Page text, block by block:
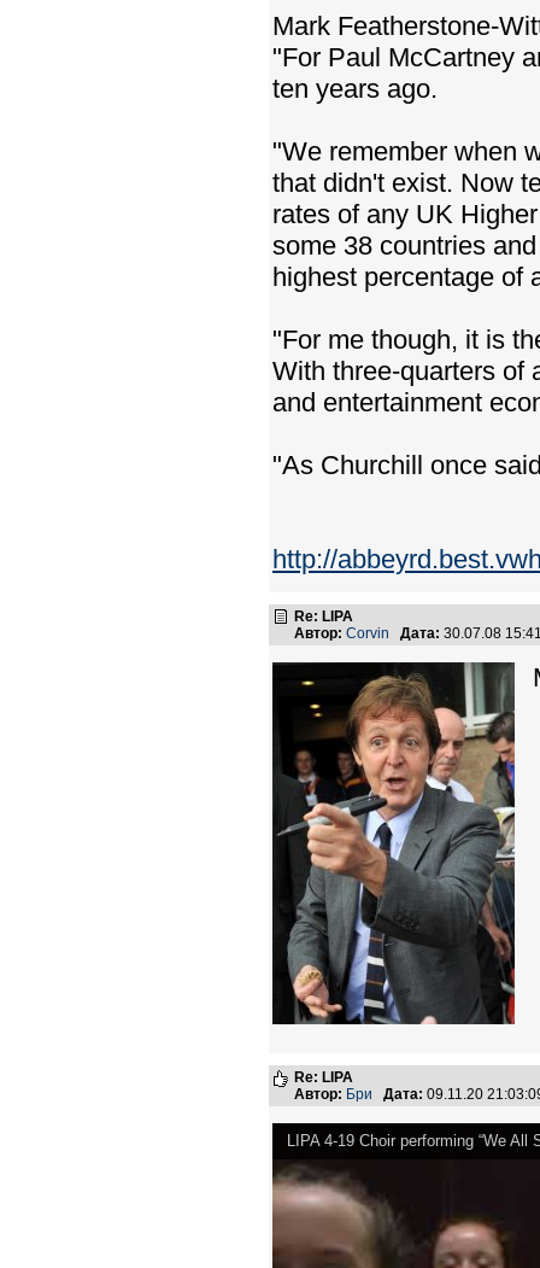
Mark Featherstone-
"For Paul McCartney
ten years ago.
"We remember when
that didn't exist. Now
rates of any UK
some 38 countries
highest percentage of
"For me though, it is
With three-quarters of
and entertainment
"As Churchill once
http://
Re: LIPA
Автор: Corvin Дата: 30.07.08
Re: LIPA
Автор: Бри Дата: 09.11.20
LIPA 4-19 Choir performing “We All